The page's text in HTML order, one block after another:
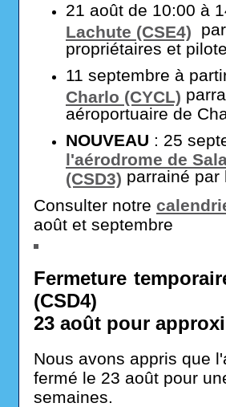
21 août de 10:00 à
Lachute (CSE4)
propriétaires et
11 septembre à
Charlo (CYCL)
aéroportuaire de
NOUVEAU : 25
l'aérodrome de
(CSD3) parrainé par
Consulter notre
août et septembre
Fermeture
(CSD4)
23 août pour
Nous avons appris que
fermé le 23 août pour
semaines.